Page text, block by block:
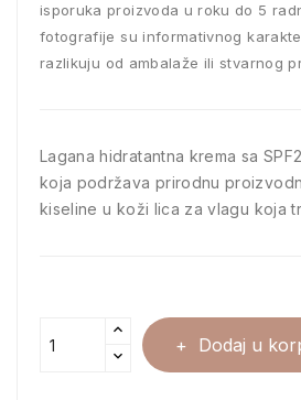
isporuka proizvoda u roku do 5
fotografije su informativnog
razlikuju od ambalaže ili stvarnog
Lagana hidratantna krema sa
koja podržava prirodnu
kiseline u koži lica za vlagu koja
Dodaj u